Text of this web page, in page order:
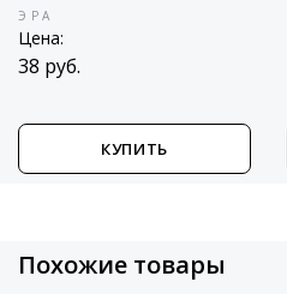
ЭРА
Цена:
38 руб.
КУПИТЬ
Похожие товары